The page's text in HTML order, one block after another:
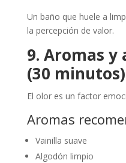
Un baño que huele a
la percepción de valor.
9. Aromas
(30 minutos)
El olor es un factor
Aromas
Vainilla suave
Algodón limpio